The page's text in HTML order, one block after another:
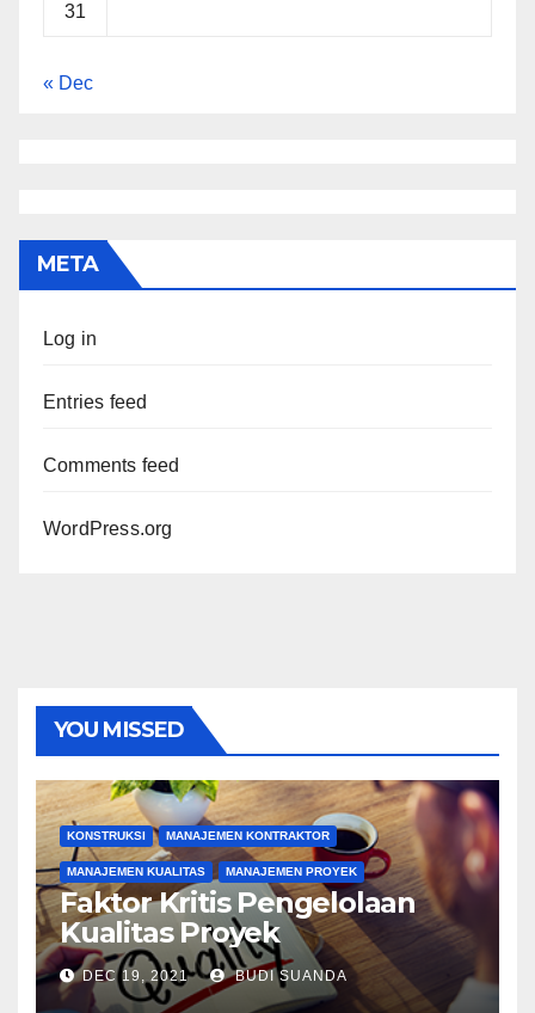
31
« Dec
META
Log in
Entries feed
Comments feed
WordPress.org
YOU MISSED
KONSTRUKSI MANAJEMEN KONTRAKTOR
MANAJEMEN KUALITAS MANAJEMEN PROYEK
Faktor Kritis Pengelolaan
Kualitas Proyek
DEC 19, 2021 BUDI SUANDA